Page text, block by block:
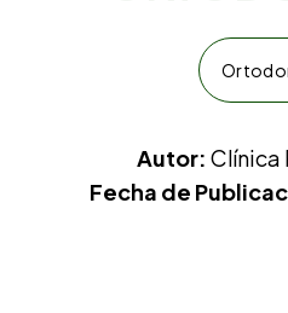
Autor: Clínica
Fecha de